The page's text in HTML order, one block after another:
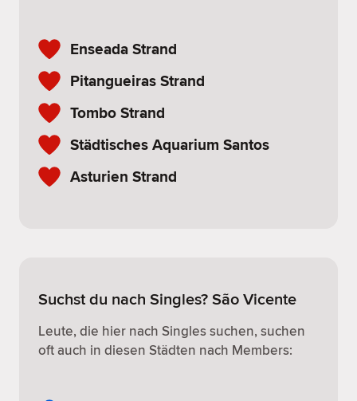
Enseada Strand
Pitangueiras Strand
Tombo Strand
Städtisches Aquarium Santos
Asturien Strand
Suchst du nach Singles? São Vicente
Leute, die hier nach Singles suchen, suchen
oft auch in diesen Städten nach Members: